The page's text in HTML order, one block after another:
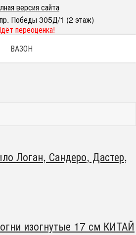
версия сайта
пр. Победы 305Д/1 (2 этаж)
переоценка!
ВАЗОН
Логан, Сандеро, Дастер,
изогнутые 17 см КИТАЙ